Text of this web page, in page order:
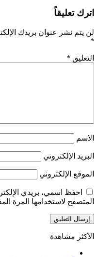
اترك تعليقاً
لن يتم نشر عنوان بريدك
*
التعليق *
الاسم
البريد الإلكتروني
الموقع الإلكتروني
احفظ اسمي، بريدي
المتصفح لاستخدامها المرة
الأكثر مشاهدة